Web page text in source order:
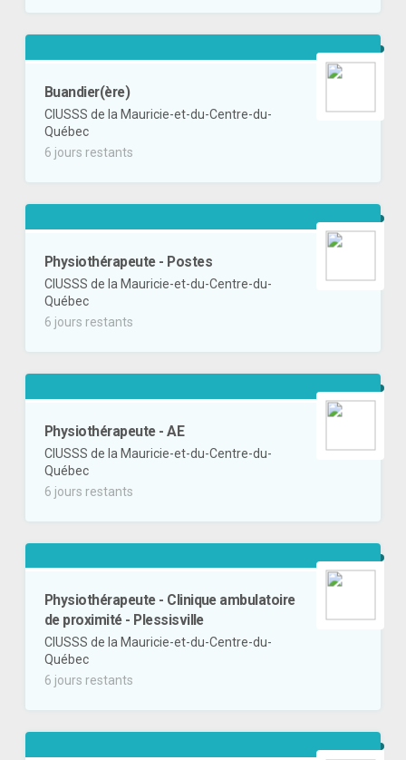
Buandier(ère)
CIUSSS de la Mauricie-et-du-Centre-du-
Québec
6 jours restants
Physiothérapeute - Postes
CIUSSS de la Mauricie-et-du-Centre-du-
Québec
6 jours restants
Physiothérapeute - AE
CIUSSS de la Mauricie-et-du-Centre-du-
Québec
6 jours restants
Physiothérapeute - Clinique ambulatoire
de proximité - Plessisville
CIUSSS de la Mauricie-et-du-Centre-du-
Québec
6 jours restants